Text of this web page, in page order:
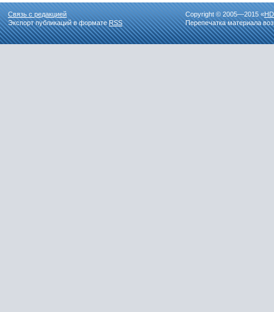
Связь с редакцией
Экспорт публикаций в форматеRSS
Copyright © 2005—2015 «
Перепечатка материала